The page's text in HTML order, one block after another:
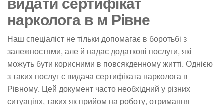
нарколога в м Рівне
Наш спеціаліст не тільки допомагає в боротьбі з
залежностями, але й надає додаткові послуги, які
можуть бути корисними в повсякденному житті. Однією
з таких послуг є видача сертифіката нарколога в
Рівному. Цей документ часто необхідний у різних
ситуаціях, таких як прийом на роботу, отримання